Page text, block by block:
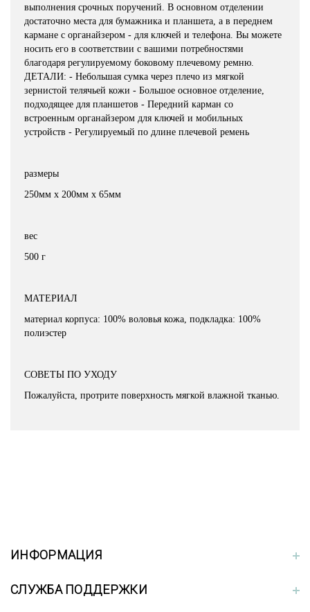
выполнения срочных поручений. В основном отделении
достаточно места для бумажника и планшета, а в переднем
кармане с органайзером - для ключей и телефона. Вы можете
носить его в соответствии с вашими потребностями
благодаря регулируемому боковому плечевому ремню.
ДЕТАЛИ: - Небольшая сумка через плечо из мягкой
зернистой телячьей кожи - Большое основное отделение,
подходящее для планшетов - Передний карман со
встроенным органайзером для ключей и мобильных
устройств - Регулируемый по длине плечевой ремень
размеры
250мм х 200мм х 65мм
вес
500 г
МАТЕРИАЛ
материал корпуса: 100% воловья кожа, подкладка: 100%
полиэстер
СОВЕТЫ ПО УХОДУ
Пожалуйста, протрите поверхность мягкой влажной тканью.
ИНФОРМАЦИЯ
СЛУЖБА ПОДДЕРЖКИ